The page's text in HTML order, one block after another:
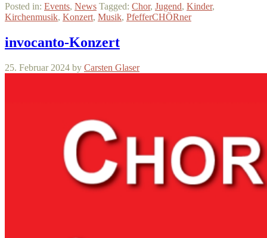
Posted in: Events, News Tagged: Chor, Jugend, Kinder,
Kirchenmusik, Konzert, Musik, PfefferCHÖRner
invocanto-Konzert
25. Februar 2024 by Carsten Glaser